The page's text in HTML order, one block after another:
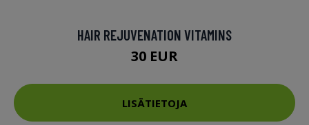
HAIR REJUVENATION VITAMINS
30 EUR
LISÄTIETOJA